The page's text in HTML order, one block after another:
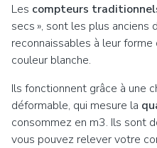
Les compteurs
secs », sont les plus anciens
reconnaissables à leur
couleur blanche.
Ils fonctionnent grâce à une
déformable, qui mesure la
consommez en m3. Ils sont
vous pouvez relever votre